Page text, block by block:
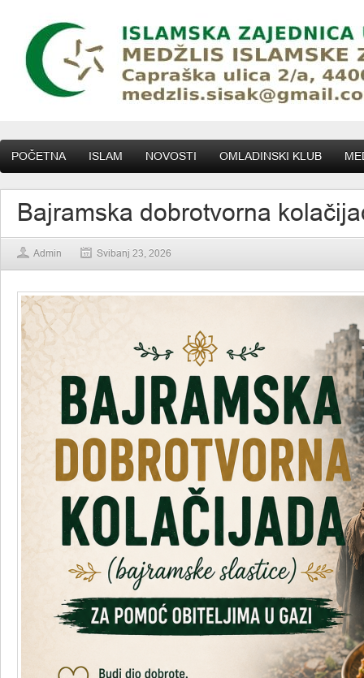
POČETNA ISLAM NOVOSTI OMLADINSKI KLUB
Bajramska dobrotvorna
Admin Svibanj 23, 2026